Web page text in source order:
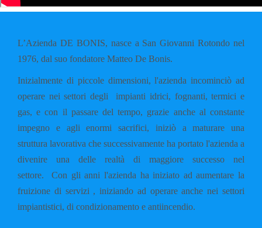
L’Azienda DE BONIS, nasce a San Giovanni Rotondo nel
1976, dal suo fondatore Matteo De Bonis.
Inizialmente di piccole dimensioni, l'azienda incominciò ad
operare nei settori degli impianti idrici, fognanti, termici e
gas, e con il passare del tempo, grazie anche al constante
impegno e agli enormi sacrifici, iniziò a maturare una
struttura lavorativa che successivamente ha portato l'azienda a
divenire una delle realtà di maggiore successo nel
settore.Con gli anni l'azienda ha iniziato ad aumentare la
fruizione di servizi , iniziando ad operare anche nei settori
impiantistici, di condizionamento e antiincendio.